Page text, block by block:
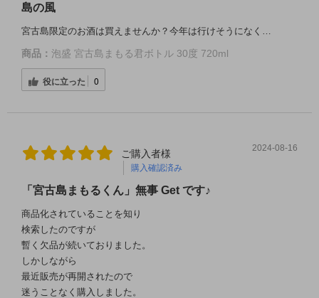
島の風
宮古島限定のお酒は買えませんか？今年は行けそうになく…
商品： 泡盛 宮古島まもる君ボトル 30度 720ml
役に立った 0
ご購入者様
購入確認済み
2024-08-16
「宮古島まもるくん」無事 Get です♪
商品化されていることを知り
検索したのですが
暫く欠品が続いておりました。
しかしながら
最近販売が再開されたので
迷うことなく購入しました。